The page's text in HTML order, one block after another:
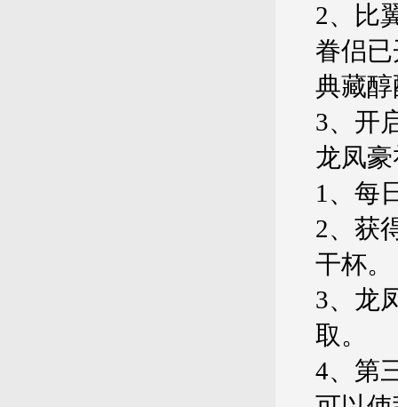
2、比
眷侣
典藏
3、开
龙凤
1、每
2、获
干杯。
3、龙
取。
4、第